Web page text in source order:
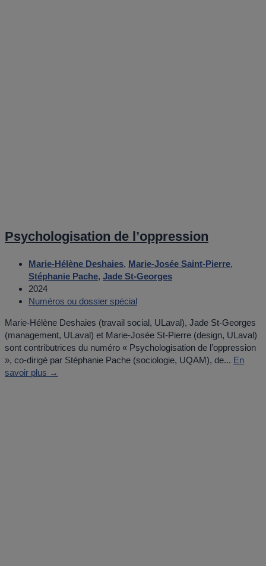
Psychologisation de l’oppression
Marie-Hélène Deshaies, Marie-Josée Saint-Pierre,
Stéphanie Pache, Jade St-Georges
2024
Numéros ou dossier spécial
Marie-Hélène Deshaies (travail social, ULaval), Jade St-Georges
(management, ULaval) et Marie-Josée St-Pierre (design, ULaval)
sont contributrices du numéro « Psychologisation de l’oppression
», co-dirigé par Stéphanie Pache (sociologie, UQAM), de... En
savoir plus →